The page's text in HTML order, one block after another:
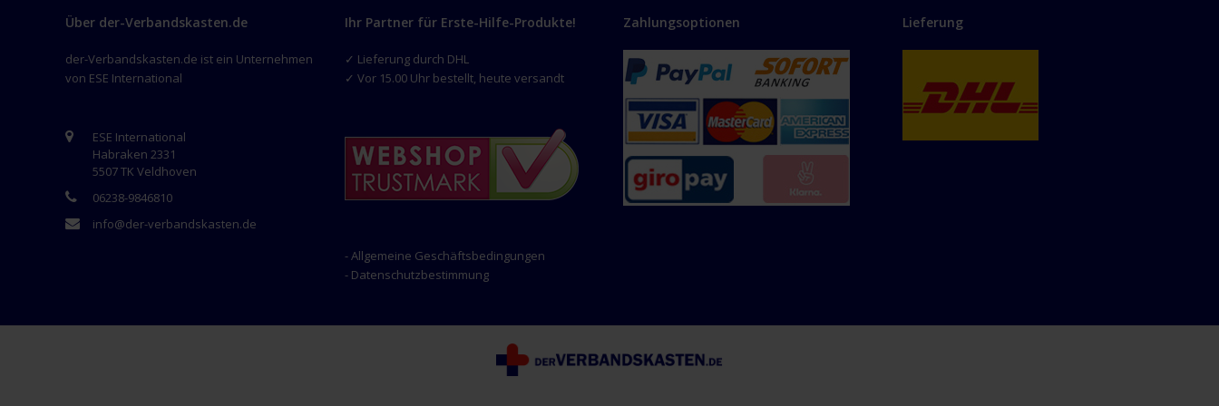
Über der-Verbandskasten.de
der-Verbandskasten.de ist ein Unternehmen
von ESE International
ESE International
Habraken 2331
5507 TK Veldhoven
06238-9846810
info@der-verbandskasten.de
Ihr Partner für Erste-Hilfe-Produkte!
✓ Lieferung durch DHL
✓ Vor 15.00 Uhr bestellt, heute versandt
- Allgemeine Geschäftsbedingungen
- Datenschutzbestimmung
Zahlungsoptionen Lieferung